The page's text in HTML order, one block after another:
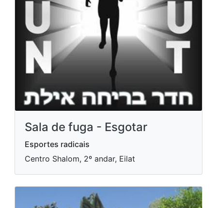
Sala de fuga - Esgotar
Esportes radicais
Centro Shalom, 2º andar, Eilat